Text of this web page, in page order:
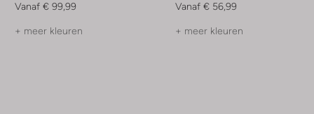
Vanaf € 99,99
+ meer kleuren
Vanaf € 56,99
+ meer kleuren